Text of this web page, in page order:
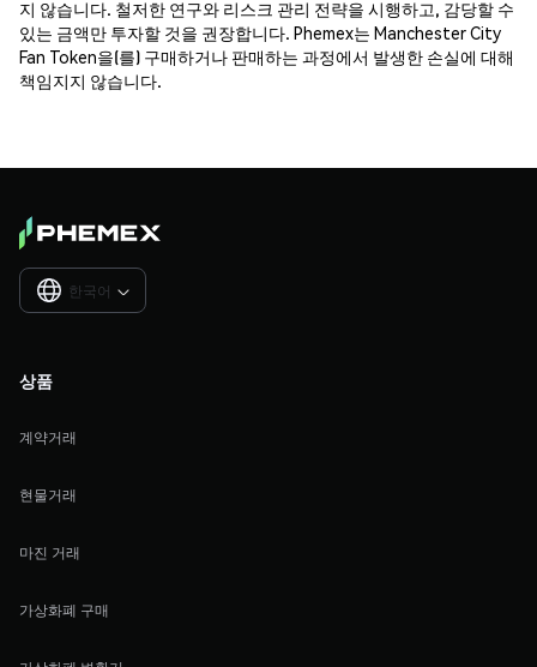
지 않습니다. 철저한 연구와 리스크 관리 전략을 시행하고, 감당할 수
있는 금액만 투자할 것을 권장합니다. Phemex는 Manchester City
Fan Token을(를) 구매하거나 판매하는 과정에서 발생한 손실에 대해
책임지지 않습니다.
한국어 
상품
계약거래
현물거래
마진 거래
가상화폐 구매